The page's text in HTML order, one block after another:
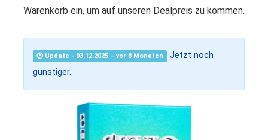
Warenkorb ein, um auf unseren Dealpreis zu kommen.
🕐 Update - 03.12.2025 – vor 8 Monaten
Jetzt noch
günstiger.